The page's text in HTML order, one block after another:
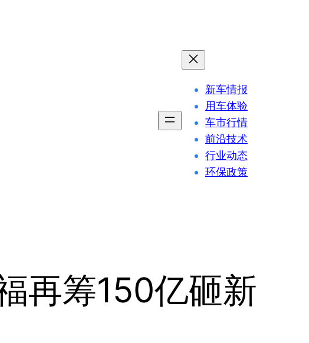
新车情报
用车体验
车市行情
前沿技术
行业动态
环保政策
再筹150亿砸新